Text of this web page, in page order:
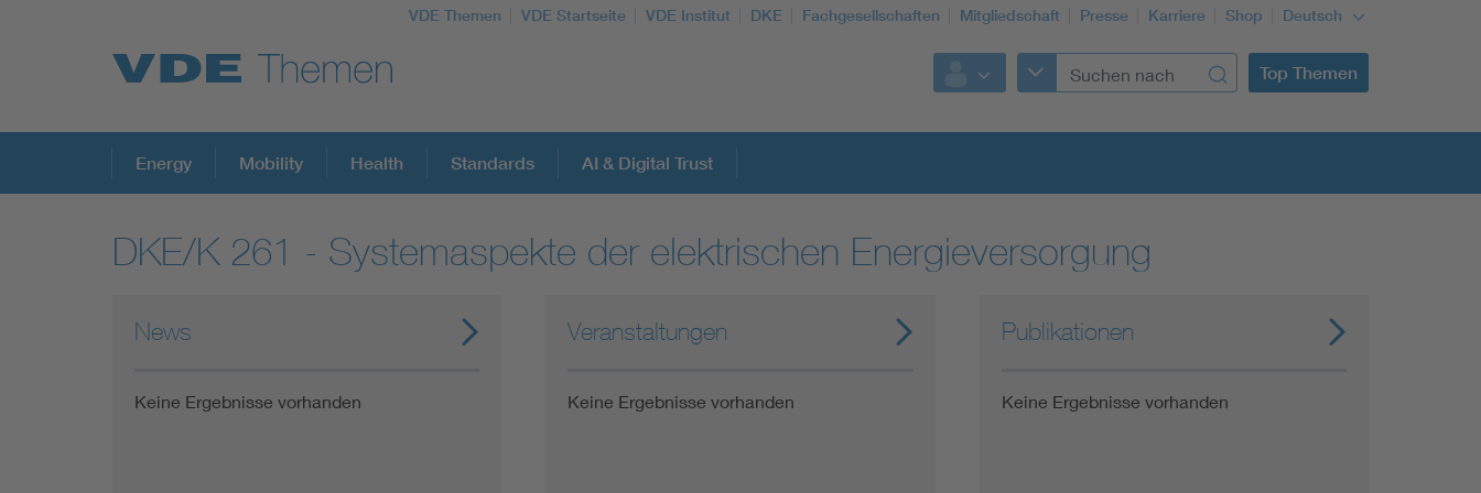
VDE Themen VDE Startseite VDE Institut DKE Fachgesellschaften Mitgliedschaft Presse Karriere Shop Deutsch
Top Themen
Top Themen
Fokusthemen
Energy
Weitere Themen
Assisted Living Building Services Engineering
Energy Mobility Health Standards AI & Digital Trust
DKE/K 261 - Systemaspekte der elektrischen Energieversorgung
News
Keine Ergebnisse vorhanden
Veranstaltungen
Keine Ergebnisse vorhanden
Publikationen
Keine Ergebnisse vorhanden